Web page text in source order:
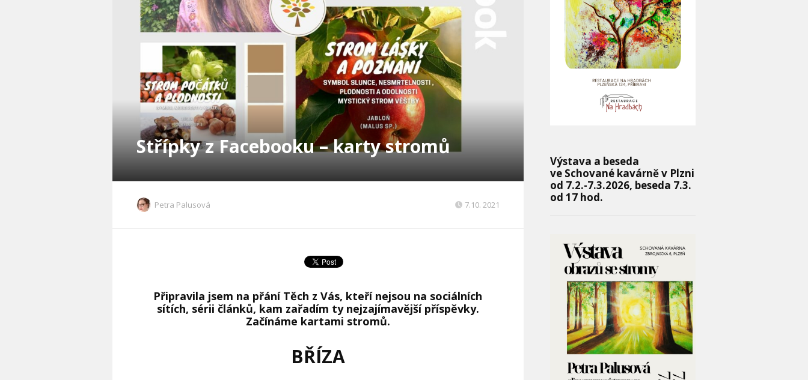
Střípky z Facebooku – karty stromů
Petra Palusová 7.10. 2021
Připravila jsem na přání Těch z Vás, kteří nejsou na sociálních
sítích, sérii článků, kam zařadím ty nejzajímavější příspěvky.
Začínáme kartami stromů.
BŘÍZA
Výstava a beseda
ve Schované kavárně v Plzni
od 7.2.-7.3.2026, beseda 7.3.
od 17 hod.